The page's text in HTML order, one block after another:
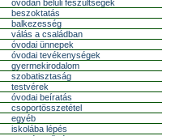
óvodán belüli feszültségek
beszoktatás
balkezesség
válás a családban
óvodai ünnepek
óvodai tevékenységek
gyermekirodalom
szobatisztaság
testvérek
óvodai beíratás
csoportösszetétel
egyéb
iskolába lépés